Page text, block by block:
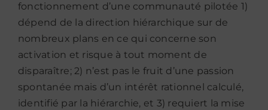
fonctionnement d’une communauté pilotée 1)
dépend de la direction hiérarchique sur de
nombreux plans en ce qui concerne son
activation et risque à tout moment de
disparaître; 2) n’est pas le fruit d’une passion
spontanée mais d’un intérêt rationnel calculé,
identifié par la hiérarchie, et 3) requiert la mise